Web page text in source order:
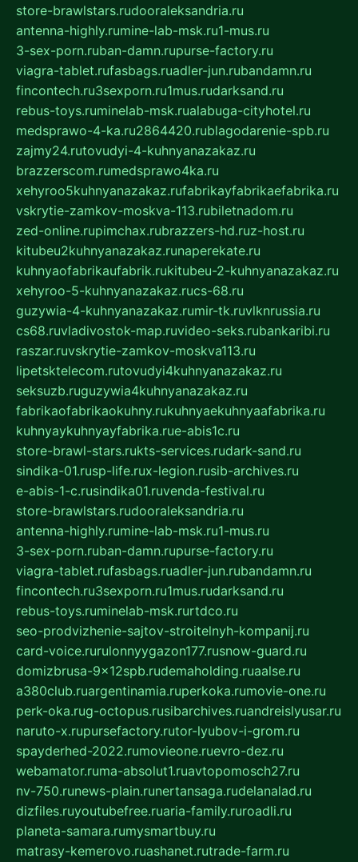
store-brawlstars.rudooraleksandria.ru
antenna-highly.rumine-lab-msk.ru1-mus.ru
3-sex-porn.ruban-damn.rupurse-factory.ru
viagra-tablet.rufasbags.ruadler-jun.rubandamn.ru
fincontech.ru3sexporn.ru1mus.rudarksand.ru
rebus-toys.ruminelab-msk.rualabuga-cityhotel.ru
medsprawo-4-ka.ru2864420.rublagodarenie-spb.ru
zajmy24.rutovudyi-4-kuhnyanazakaz.ru
brazzerscom.rumedsprawo4ka.ru
xehyroo5kuhnyanazakaz.rufabrikayfabrikaefabrika.ru
vskrytie-zamkov-moskva-113.rubiletnadom.ru
zed-online.rupimchax.rubrazzers-hd.ruz-host.ru
kitubeu2kuhnyanazakaz.runaperekate.ru
kuhnyaofabrikaufabrik.rukitubeu-2-kuhnyanazakaz.ru
xehyroo-5-kuhnyanazakaz.rucs-68.ru
guzywia-4-kuhnyanazakaz.rumir-tk.ruvlknrussia.ru
cs68.ruvladivostok-map.ruvideo-seks.rubankaribi.ru
raszar.ruvskrytie-zamkov-moskva113.ru
lipetsktelecom.rutovudyi4kuhnyanazakaz.ru
seksuzb.ruguzywia4kuhnyanazakaz.ru
fabrikaofabrikaokuhny.rukuhnyaekuhnyaafabrika.ru
kuhnyaykuhnyayfabrika.rue-abis1c.ru
store-brawl-stars.rukts-services.rudark-sand.ru
sindika-01.rusp-life.rux-legion.rusib-archives.ru
e-abis-1-c.rusindika01.ruvenda-festival.ru
store-brawlstars.rudooraleksandria.ru
antenna-highly.rumine-lab-msk.ru1-mus.ru
3-sex-porn.ruban-damn.rupurse-factory.ru
viagra-tablet.rufasbags.ruadler-jun.rubandamn.ru
fincontech.ru3sexporn.ru1mus.rudarksand.ru
rebus-toys.ruminelab-msk.rurtdco.ru
seo-prodvizhenie-sajtov-stroitelnyh-kompanij.ru
card-voice.rurulonnyygazon177.rusnow-guard.ru
domizbrusa-9x12spb.rudemaholding.ruaalse.ru
a380club.ruargentinamia.ruperkoka.rumovie-one.ru
perk-oka.rug-octopus.rusibarchives.ruandreislyusar.ru
naruto-x.rupursefactory.rutor-lyubov-i-grom.ru
spayderhed-2022.rumovieone.ruevro-dez.ru
webamator.ruma-absolut1.ruavtopomosch27.ru
nv-750.runews-plain.runertansaga.rudelanalad.ru
dizfiles.ruyoutubefree.ruaria-family.ruroadli.ru
planeta-samara.rumysmartbuy.ru
matrasy-kemerovo.ruashanet.rutrade-farm.ru